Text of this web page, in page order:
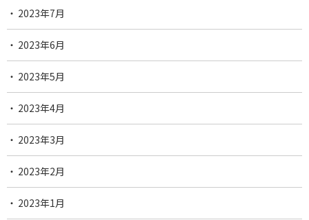
2023年7月
2023年6月
2023年5月
2023年4月
2023年3月
2023年2月
2023年1月